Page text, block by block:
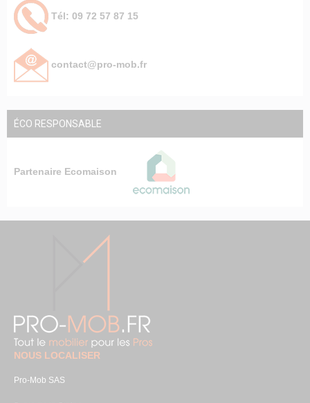
Tél: 09 72 57 87 15
contact@pro-mob.fr
ÉCO RESPONSABLE
Partenaire Ecomaison
NOUS LOCALISER
Pro-Mob SAS